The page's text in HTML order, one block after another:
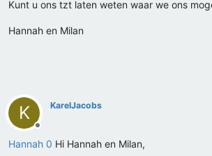
Kunt u ons tzt laten weten waar we ons
Hannah en Milan
K
Offline
KarelJacobs
Hannah 0 Hi Hannah en Milan,